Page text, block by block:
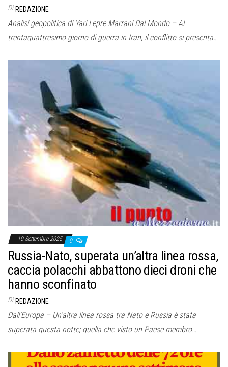
Di REDAZIONE
Analisi geopolitica di Yari Lepre Marrani Dal Mondo – Al
trentaquattresimo giorno di guerra in Iran, il conflitto si presenta…
10 Settembre 2025 0
Russia-Nato, superata un’altra linea rossa,
caccia polacchi abbattono dieci droni che
hanno sconfinato
Di REDAZIONE
Dall’Europa – Un’altra linea rossa tra Nato e Russia è stata
superata questa notte; quella che visto un Paese membro…